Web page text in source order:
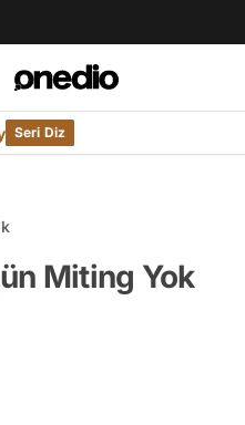
Seri Diz
Miting Yok